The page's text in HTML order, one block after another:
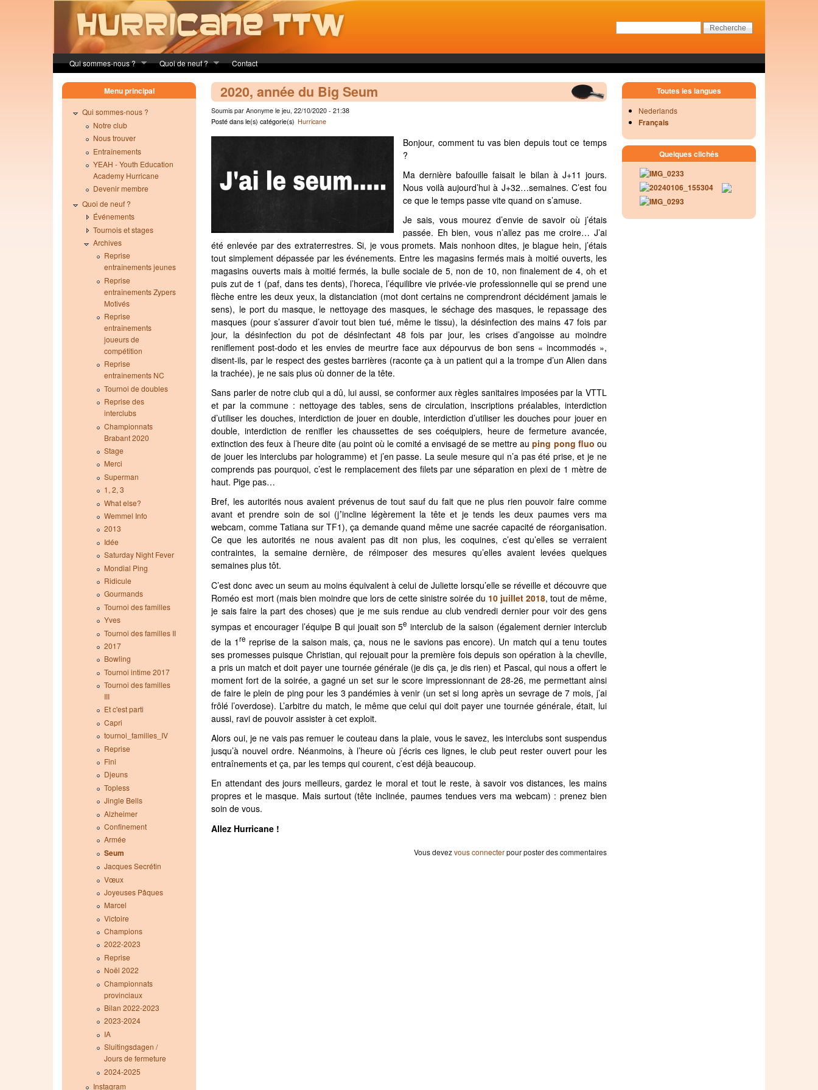
Qui sommes-nous ? Quoi de neuf ? Contact
2020, année du Big Seum
Soumis par Anonyme le jeu, 22/10/2020 - 21:38
Posté dans le(s) catégorie(s) Hurricane
Bonjour, comment tu vas bien depuis tout ce temps
?
Ma dernière bafouille faisait le bilan à J+11 jours.
Nous voilà aujourd’hui à J+32…semaines. C’est fou
ce que le temps passe vite quand on s’amuse.
Je sais, vous mourez d’envie de savoir où j’étais
passée. Eh bien, vous n’allez pas me croire… J’ai
été enlevée par des extraterrestres. Si, je vous promets. Mais nonhoon dites, je blague hein, j’étais
tout simplement dépassée par les événements. Entre les magasins fermés mais à moitié ouverts, les
magasins ouverts mais à moitié fermés, la bulle sociale de 5, non de 10, non finalement de 4, oh et
puis zut de 1 (paf, dans tes dents), l’horeca, l’équilibre vie privée-vie professionnelle qui se prend une
flèche entre les deux yeux, la distanciation (mot dont certains ne comprendront décidément jamais le
sens), le port du masque, le nettoyage des masques, le séchage des masques, le repassage des
masques (pour s’assurer d’avoir tout bien tué, même le tissu), la désinfection des mains 47 fois par
jour, la désinfection du pot de désinfectant 48 fois par jour, les crises d’angoisse au moindre
reniflement post-dodo et les envies de meurtre face aux dépourvus de bon sens « incommodés »,
disent-ils, par le respect des gestes barrières (raconte ça à un patient qui a la trompe d’un Alien dans
la trachée), je ne sais plus où donner de la tête.
Sans parler de notre club qui a dû, lui aussi, se conformer aux règles sanitaires imposées par la VTTL
et par la commune : nettoyage des tables, sens de circulation, inscriptions préalables, interdiction
d’utiliser les douches, interdiction de jouer en double, interdiction d’utiliser les douches pour jouer en
double, interdiction de renifler les chaussettes de ses coéquipiers, heure de fermeture avancée,
extinction des feux à l’heure dite (au point où le comité a envisagé de se mettre auping pong fluo ou
de jouer les interclubs par hologramme) et j’en passe. La seule mesure qui n’a pas été prise, et je ne
comprends pas pourquoi, c’est le remplacement des filets par une séparation en plexi de 1 mètre de
haut. Pige pas…
Bref, les autorités nous avaient prévenus de tout sauf du fait que ne plus rien pouvoir faire comme
avant et prendre soin de soi (j’incline légèrement la tête et je tends les deux paumes vers ma
webcam, comme Tatiana sur TF1), ça demande quand même une sacrée capacité de réorganisation.
Ce que les autorités ne nous avaient pas dit non plus, les coquines, c’est qu’elles se verraient
contraintes, la semaine dernière, de réimposer des mesures qu’elles avaient levées quelques
semaines plus tôt.
C’est donc avec un seum au moins équivalent à celui de Juliette lorsqu’elle se réveille et découvre que
Roméo est mort (mais bien moindre que lors de cette sinistre soirée du 10 juillet 2018, tout de même,
je sais faire la part des choses) que je me suis rendue au club vendredi dernier pour voir des gens
sympas et encourager l’équipe B qui jouait son 5e interclub de la saison (également dernier interclub
de la 1re reprise de la saison mais, ça, nous ne le savions pas encore). Un match qui a tenu toutes
ses promesses puisque Christian, qui rejouait pour la première fois depuis son opération à la cheville,
a pris un match et doit payer une tournée générale (je dis ça, je dis rien) et Pascal, qui nous a offert le
moment fort de la soirée, a gagné un set sur le score impressionnant de 28-26, me permettant ainsi
de faire le plein de ping pour les 3 pandémies à venir (un set si long après un sevrage de 7 mois, j’ai
frôlé l’overdose). L’arbitre du match, le même que celui qui doit payer une tournée générale, était, lui
aussi, ravi de pouvoir assister à cet exploit.
Alors oui, je ne vais pas remuer le couteau dans la plaie, vous le savez, les interclubs sont suspendus
jusqu’à nouvel ordre. Néanmoins, à l’heure où j’écris ces lignes, le club peut rester ouvert pour les
entraînements et ça, par les temps qui courent, c’est déjà beaucoup.
En attendant des jours meilleurs, gardez le moral et tout le reste, à savoir vos distances, les mains
propres et le masque. Mais surtout (tête inclinée, paumes tendues vers ma webcam) : prenez bien
soin de vous.
Allez Hurricane !
Vous devezvous connecterpour poster des commentaires
Menu principal
Qui sommes-nous ?
Notre club
Nous trouver
Entraînements
YEAH - Youth Education
Academy Hurricane
Devenir membre
Quoi de neuf ?
Événements
Tournois et stages
Archives
Reprise
entraînements jeunes
Reprise
entraînements Zypers
Motivés
Reprise
entraînements
joueurs de
compétition
Reprise
entraînements NC
Tournoi de doubles
Reprise des
interclubs
Championnats
Brabant 2020
Stage
Merci
Superman
1, 2, 3
What else?
Wemmel Info
2013
Idée
Saturday Night Fever
Mondial Ping
Ridicule
Gourmands
Tournoi des familles
Yves
Tournoi des familles II
2017
Bowling
Tournoi intime 2017
Tournoi des familles
III
Et c'est parti
Capri
tournoi_familles_IV
Reprise
Fini
Djeuns
Topless
Jingle Bells
Alzheimer
Confinement
Armée
Seum
Jacques Secrétin
Vœux
Joyeuses Pâques
Marcel
Victoire
Champions
2022-2023
Reprise
Noël 2022
Championnats
provinciaux
Bilan 2022-2023
2023-2024
IA
Sluitingsdagen /
Jours de fermeture
2024-2025
Instagram
Toutes les langues
Nederlands
Français
Quelques clichés